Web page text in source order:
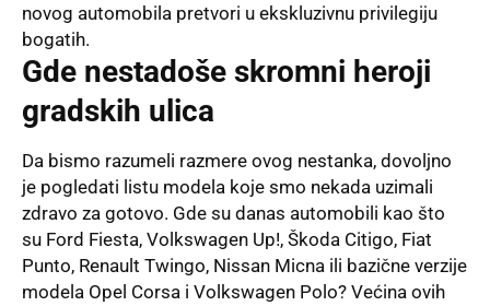
novog automobila pretvori u ekskluzivnu privilegiju
bogatih.
Gde nestadoše skromni heroji
gradskih ulica
Da bismo razumeli razmere ovog nestanka, dovoljno
je pogledati listu modela koje smo nekada uzimali
zdravo za gotovo. Gde su danas automobili kao što
su Ford Fiesta, Volkswagen Up!, Škoda Citigo, Fiat
Punto, Renault Twingo, Nissan Micna ili bazične verzije
modela Opel Corsa i Volkswagen Polo? Većina ovih